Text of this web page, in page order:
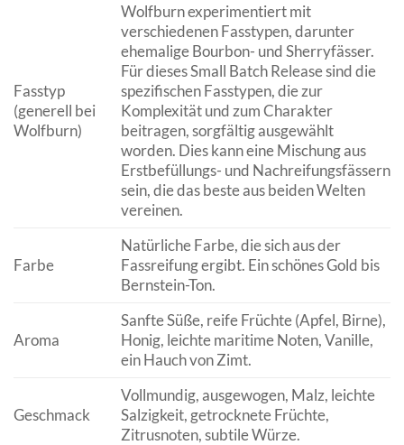
Fasstyp
(generell bei
Wolfburn)
Wolfburn experimentiert mit
verschiedenen Fasstypen, darunter
ehemalige Bourbon- und Sherryfässer.
Für dieses Small Batch Release sind die
spezifischen Fasstypen, die zur
Komplexität und zum Charakter
beitragen, sorgfältig ausgewählt
worden. Dies kann eine Mischung aus
Erstbefüllungs- und Nachreifungsfässern
sein, die das beste aus beiden Welten
vereinen.
Farbe
Natürliche Farbe, die sich aus der
Fassreifung ergibt. Ein schönes Gold bis
Bernstein-Ton.
Aroma
Sanfte Süße, reife Früchte (Apfel, Birne),
Honig, leichte maritime Noten, Vanille,
ein Hauch von Zimt.
Geschmack
Vollmundig, ausgewogen, Malz, leichte
Salzigkeit, getrocknete Früchte,
Zitrusnoten, subtile Würze.